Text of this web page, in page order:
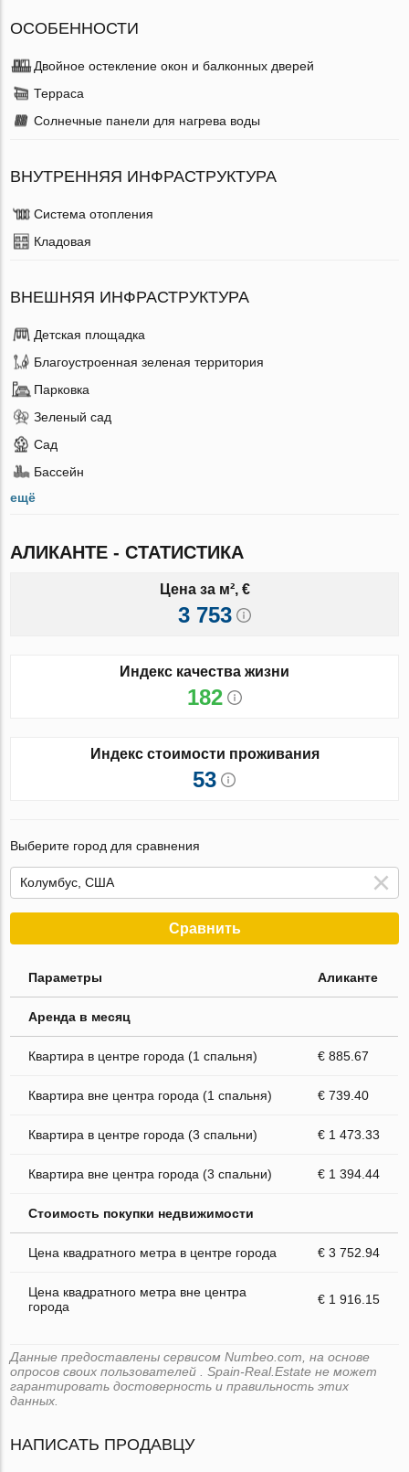
ОСОБЕННОСТИ
Двойное остекление окон и балконных дверей
Терраса
Солнечные панели для нагрева воды
ВНУТРЕННЯЯ ИНФРАСТРУКТУРА
Система отопления
Кладовая
ВНЕШНЯЯ ИНФРАСТРУКТУРА
Детская площадка
Благоустроенная зеленая территория
Парковка
Зеленый сад
Сад
Бассейн
ещё
АЛИКАНТЕ - СТАТИСТИКА
Цена за м², €
3 753
Индекс качества жизни
182
Индекс стоимости проживания
53
Выберите город для сравнения
Сравнить
Параметры Аликанте
Аренда в месяц
Квартира в центре города (1 спальня) € 885.67
Квартира вне центра города (1 спальня) € 739.40
Квартира в центре города (3 спальни) € 1 473.33
Квартира вне центра города (3 спальни) € 1 394.44
Стоимость покупки недвижимости
Цена квадратного метра в центре города € 3 752.94
Цена квадратного метра вне центра
города
€ 1 916.15
Данные предоставлены сервисом Numbeo.com, на основе
опросов своих пользователей . Spain-Real.Estate не может
гарантировать достоверность и правильность этих
данных.
НАПИСАТЬ ПРОДАВЦУ